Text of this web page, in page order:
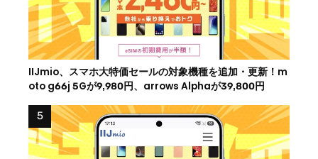
IIJmio、スマホ大特価セールの対象機種を追加・更新！m
oto g66j 5Gが9,980円、arrows Alphaが39,800円